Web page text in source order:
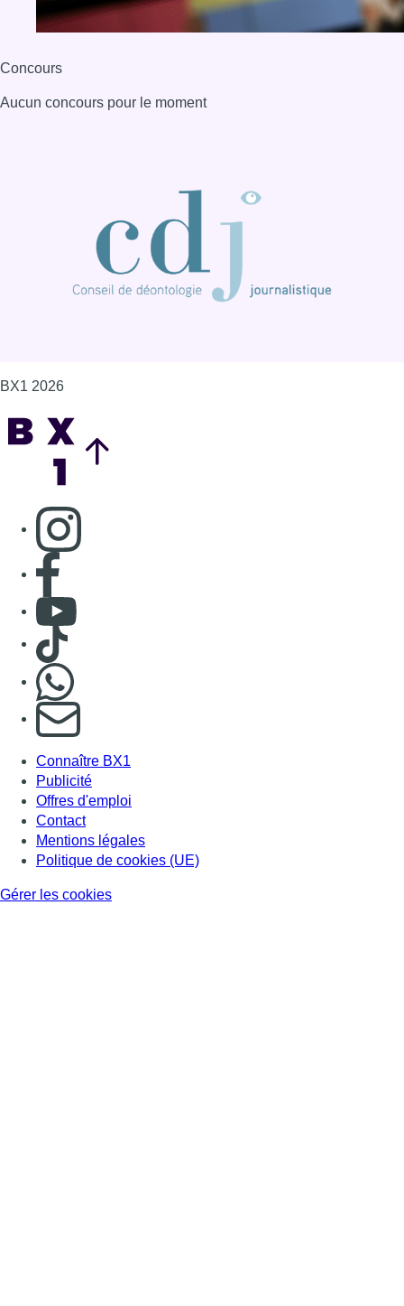
Concours
Aucun concours pour le moment
BX1 2026
Consulter page Instagram
Consulter page Facebook
Consulter Youtube
Consulter TikTok
S'abonner à notre newsletter
Connaître BX1
Publicité
Offres d'emploi
Contact
Mentions légales
Politique de cookies (UE)
Gérer les cookies